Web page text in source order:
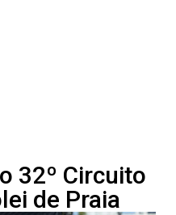
32º Circuito
de Praia